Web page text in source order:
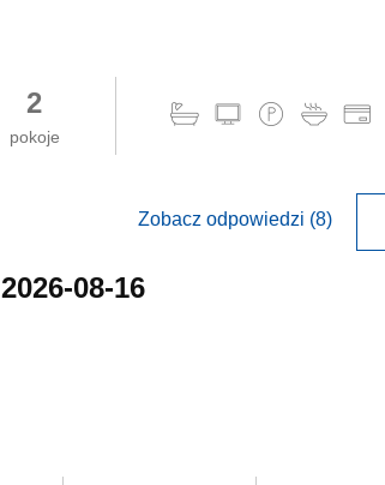
2
pokoje
Zobacz odpowiedzi (8)
2026-08-16